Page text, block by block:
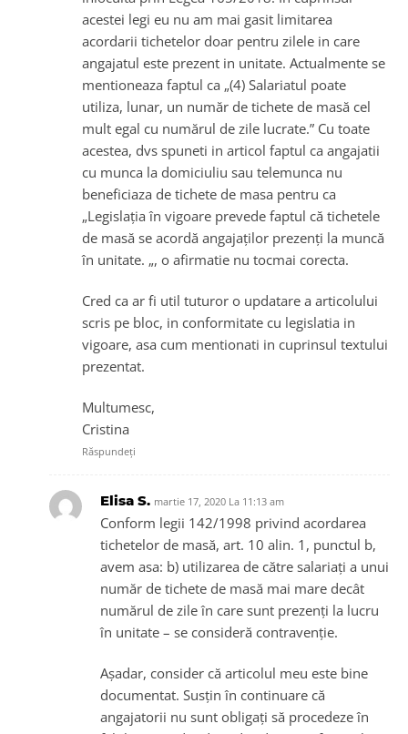
acestei legi eu nu am mai gasit limitarea
acordarii tichetelor doar pentru zilele in care
angajatul este prezent in unitate. Actualmente se
mentioneaza faptul ca „(4) Salariatul poate
utiliza, lunar, un număr de tichete de masă cel
mult egal cu numărul de zile lucrate.” Cu toate
acestea, dvs spuneti in articol faptul ca angajatii
cu munca la domiciuliu sau telemunca nu
beneficiaza de tichete de masa pentru ca
„Legislația în vigoare prevede faptul că tichetele
de masă se acordă angajaților prezenți la muncă
în unitate. „, o afirmatie nu tocmai corecta.
Cred ca ar fi util tuturor o updatare a articolului
scris pe bloc, in conformitate cu legislatia in
vigoare, asa cum mentionati in cuprinsul textului
prezentat.
Multumesc,
Cristina
Răspundeți
Elisa S. martie 17, 2020 La 11:13 am
Conform legii 142/1998 privind acordarea
tichetelor de masă, art. 10 alin. 1, punctul b,
avem asa: b) utilizarea de către salariați a unui
număr de tichete de masă mai mare decât
numărul de zile în care sunt prezenți la lucru
în unitate – se consideră contravenție.
Așadar, consider că articolul meu este bine
documentat. Susțin în continuare că
angajatorii nu sunt obligați să procedeze în